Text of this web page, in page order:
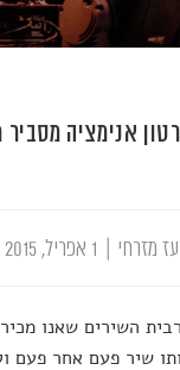
אנימציה מסביר
מזרחי
השירים שאנו
שיר פעם אחר פעם